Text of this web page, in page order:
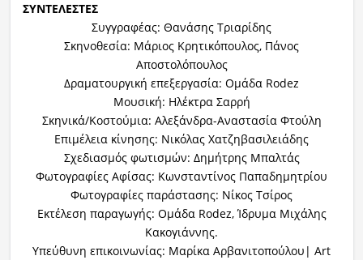
ΣΥΝΤΕΛΕΣΤΕΣ
Συγγραφέας: Θανάσης Τριαρίδης
Σκηνοθεσία: Μάριος Κρητικόπουλος, Πάνος
Αποστολόπουλος
Δραματουργική επεξεργασία: Ομάδα Rodez
Μουσική: Ηλέκτρα Σαρρή
Σκηνικά/Κοστούμια: Αλεξάνδρα-Αναστασία Φτούλη
Επιμέλεια κίνησης: Νικόλας Χατζηβασιλειάδης
Σχεδιασμός φωτισμών: Δημήτρης Μπαλτάς
Φωτογραφίες Αφίσας: Κωνσταντίνος Παπαδημητρίου
Φωτογραφίες παράστασης: Νίκος Τσίρος
Εκτέλεση παραγωγής: Ομάδα Rodez, Ίδρυμα Μιχάλης
Κακογιάννης.
Υπεύθυνη επικοινωνίας: Μαρίκα Αρβανιτοπούλου| Art